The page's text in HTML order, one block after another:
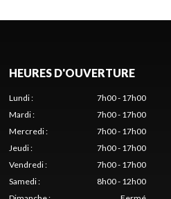
HEURES D'OUVERTURE
Lundi:
7h00 - 17h00
Mardi:
7h00 - 17h00
Mercredi:
7h00 - 17h00
Jeudi:
7h00 - 17h00
Vendredi:
7h00 - 17h00
Samedi:
8h00 - 12h00